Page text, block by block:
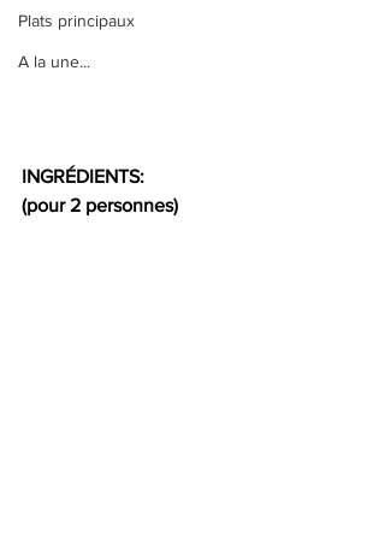
Plats principaux
A la une...
INGRÉDIENTS:
(pour 2 personnes)